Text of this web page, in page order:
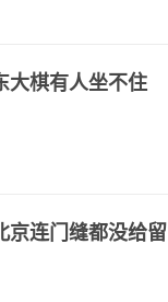
大棋有人坐不住
京连门缝都没给留